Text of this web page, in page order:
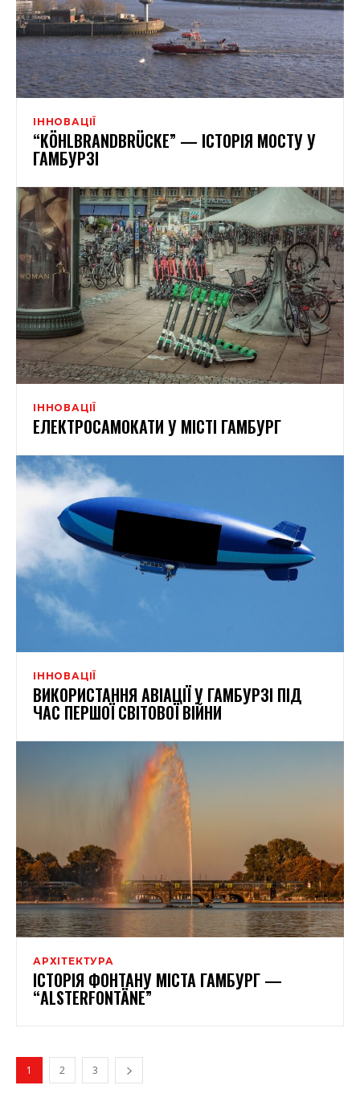
ІННОВАЦІЇ
“KÖHLBRANDBRÜCKE” — ІСТОРІЯ МОСТУ У
ГАМБУРЗІ
ІННОВАЦІЇ
ЕЛЕКТРОСАМОКАТИ У МІСТІ ГАМБУРГ
ІННОВАЦІЇ
ВИКОРИСТАННЯ АВІАЦІЇ У ГАМБУРЗІ ПІД
ЧАС ПЕРШОЇ СВІТОВОЇ ВІЙНИ
АРХІТЕКТУРА
ІСТОРІЯ ФОНТАНУ МІСТА ГАМБУРГ —
“ALSTERFONTÄNE”
1 2 3